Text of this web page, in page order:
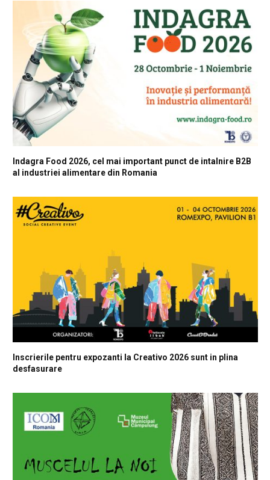
Indagra Food 2026, cel mai important punct de intalnire B2B
al industriei alimentare din Romania
Inscrierile pentru expozanti la Creativo 2026 sunt in plina
desfasurare